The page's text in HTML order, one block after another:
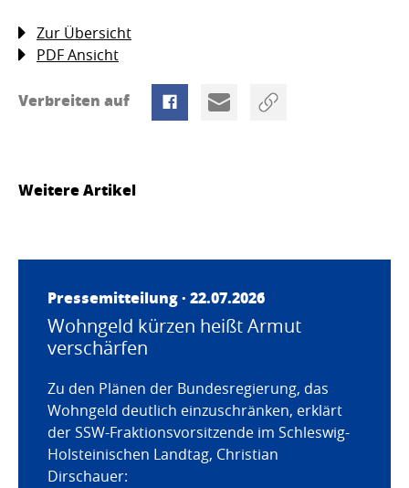
Zur Übersicht
PDF Ansicht
Verbreiten auf
Weitere Artikel
Pressemitteilung · 22.07.2026
Wohngeld kürzen heißt Armut
verschärfen
Zu den Plänen der Bundesregierung, das
Wohngeld deutlich einzuschränken, erklärt
der SSW-Fraktionsvorsitzende im Schleswig-
Holsteinischen Landtag, Christian
Dirschauer: